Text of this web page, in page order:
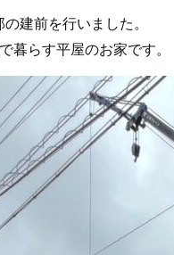
建前を行いました。
暮らす平屋のお家です。